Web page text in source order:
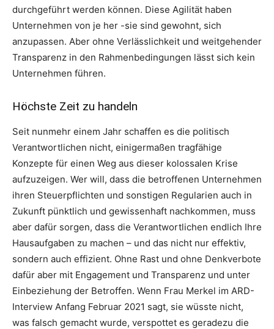
durchgeführt werden können. Diese Agilität haben
Unternehmen von je her -sie sind gewohnt, sich
anzupassen. Aber ohne Verlässlichkeit und weitgehender
Transparenz in den Rahmenbedingungen lässt sich kein
Unternehmen führen.
Höchste Zeit zu handeln
Seit nunmehr einem Jahr schaffen es die politisch
Verantwortlichen nicht, einigermaßen tragfähige
Konzepte für einen Weg aus dieser kolossalen Krise
aufzuzeigen. Wer will, dass die betroffenen Unternehmen
ihren Steuerpflichten und sonstigen Regularien auch in
Zukunft pünktlich und gewissenhaft nachkommen, muss
aber dafür sorgen, dass die Verantwortlichen endlich Ihre
Hausaufgaben zu machen – und das nicht nur effektiv,
sondern auch effizient. Ohne Rast und ohne Denkverbote
dafür aber mit Engagement und Transparenz und unter
Einbeziehung der Betroffen. Wenn Frau Merkel im ARD-
Interview Anfang Februar 2021 sagt, sie wüsste nicht,
was falsch gemacht wurde, verspottet es geradezu die